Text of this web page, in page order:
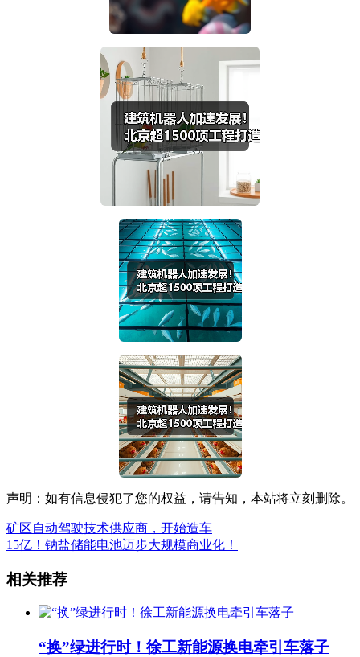
声明：如有信息侵犯了您的权益，请告知，本站将立刻删除。
矿区自动驾驶技术供应商，开始造车
15亿！钠盐储能电池迈步大规模商业化！
相关推荐
“换”绿进行时！徐工新能源换电牵引车落子